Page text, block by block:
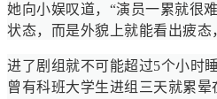
她向小娱叹道，“演员一累就很
状态，而是外貌上就能看出疲态
进了剧组就不可能超过5个小时
曾有科班大学生进组三天就累